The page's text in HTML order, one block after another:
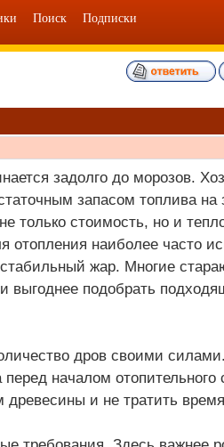
Поиск Подписки
задолго до морозов.
запасом топлива на
только стоимость, но и
отопления наиболее часто
жар. Многие
выгоднее подобрать
дров своими
перед началом
и не тратить время